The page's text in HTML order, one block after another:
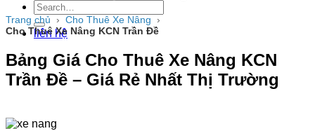
liên hệ
Trang chủ › Cho Thuê Xe Nâng
›
Cho Thuê Xe Nâng KCN Trần Đề
Bảng Giá Cho Thuê Xe Nâng KCN
Trần Đề – Giá Rẻ Nhất Thị Trường